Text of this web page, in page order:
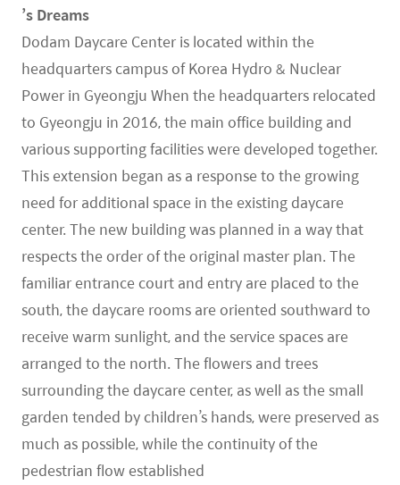
’s Dreams
Dodam Daycare Center is located within the
headquarters campus of Korea Hydro & Nuclear
Power in Gyeongju When the headquarters relocated
to Gyeongju in 2016, the main office building and
various supporting facilities were developed together.
This extension began as a response to the growing
need for additional space in the existing daycare
center. The new building was planned in a way that
respects the order of the original master plan. The
familiar entrance court and entry are placed to the
south, the daycare rooms are oriented southward to
receive warm sunlight, and the service spaces are
arranged to the north. The flowers and trees
surrounding the daycare center, as well as the small
garden tended by children’s hands, were preserved as
much as possible, while the continuity of the
pedestrian flow established